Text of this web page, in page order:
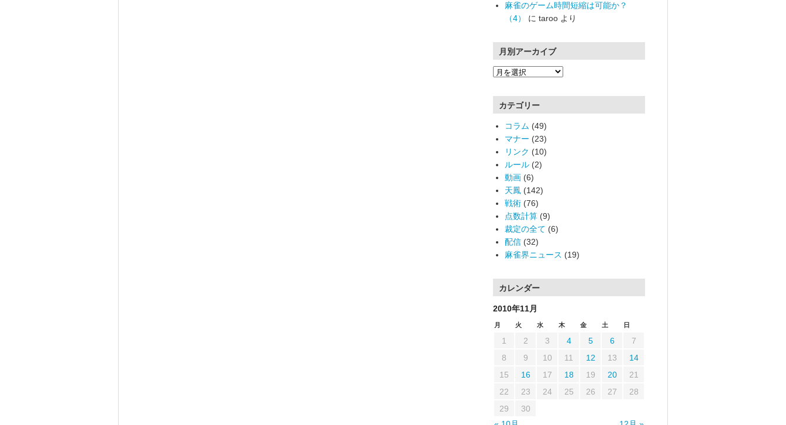
麻雀のゲーム時間短縮は可能か？
（4）
に taroo より
月別アーカイブ
カテゴリー
コラム (49)
マナー (23)
リンク (10)
ルール (2)
動画 (6)
天鳳 (142)
戦術 (76)
点数計算 (9)
裁定の全て (6)
配信 (32)
麻雀界ニュース (19)
カレンダー
2010年11月
月 火 水 木 金 土 日
1 2 3 4 5 6
7
8
9 10 11 12 13
14
15
16 17 18 19 20
21
22
23 24 25 26 27
28
29
30